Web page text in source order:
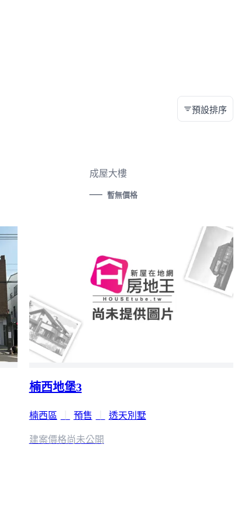
預設排序
成屋大樓
— 暫無價格
楠西地堡3
楠西區 預售 透天別墅
建案價格尚未公開